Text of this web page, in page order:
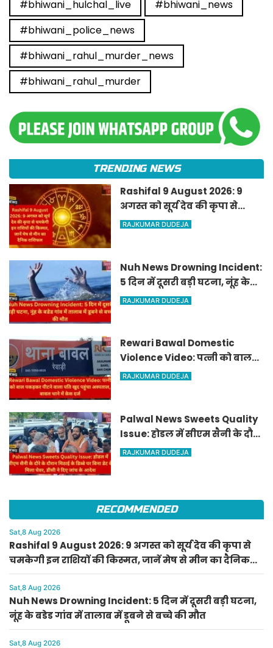
#bhiwani_hulchal_live
#bhiwani_news
#bhiwani_police_news
#bhiwani_rahul_murder_news
#bhiwani_rahul_murder
TRENDING NEWS
Rashifal 9 August 2026: 9
अगस्त को सूर्य देव की कृपा से
चमकेगी इन राशियों की किस्मत,
RAJKUMAR DUDEJA
Nuh News Drowning Incident:
5 दिन में दूसरी बड़ी घटना, नूंह के
बडेड गांव में तालाब में डूबने से बच्चे
RAJKUMAR DUDEJA
Rewari Bawal Domestic
Violence Video: पत्नी को बाल
पकड़कर पीटने वाला पति खुद
RAJKUMAR DUDEJA
Palwal News Sweets Quality
Issue: होडल में सीएम सैनी के दौरे
के दौरान मिठाई के डिब्बे पर बिना
RAJKUMAR DUDEJA
RECOMMENDED
Sat,8 Aug 2026
Rashifal 9 August 2026: 9 अगस्त को सूर्य देव की कृपा से
चमकेगी इन राशियों की किस्मत, जानें मेष से मीन का दैनिक
राशिफल
Sat,8 Aug 2026
Nuh News Drowning Incident: 5 दिन में दूसरी बड़ी घटना,
नूंह के बडेड गांव में तालाब में डूबने से बच्चे की मौत
Sat,8 Aug 2026